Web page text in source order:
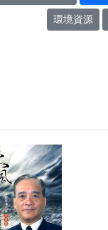
環境資源